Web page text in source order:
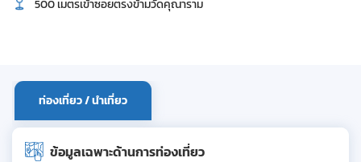
500 เมตรเข้าซอยตรงข้ามวัดคุณาราม
ท่องเที่ยว / นำเที่ยว
ข้อมูลเฉพาะด้านการท่องเที่ยว